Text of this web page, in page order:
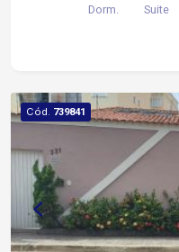
Dorm. Suite
Cód. 739841